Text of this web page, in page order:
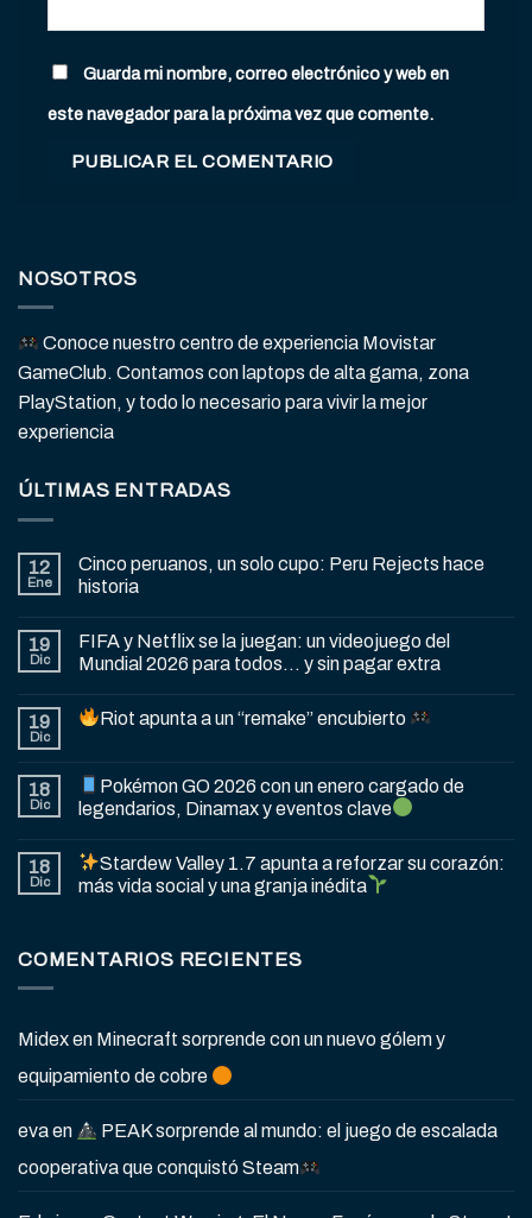
Guarda mi nombre, correo electrónico y web en
este navegador para la próxima vez que comente.
NOSOTROS
Conoce nuestro centro de experiencia Movistar
GameClub. Contamos con laptops de alta gama, zona
PlayStation, y todo lo necesario para vivir la mejor
experiencia
ÚLTIMAS ENTRADAS
12
Ene
Cinco peruanos, un solo cupo: Peru Rejects hace
historia
19
Dic
FIFA y Netflix se la juegan: un videojuego del
Mundial 2026 para todos… y sin pagar extra
19
Dic
Riot apunta a un “remake” encubierto
18
Dic
Pokémon GO 2026 con un enero cargado de
legendarios, Dinamax y eventos clave
18
Dic
Stardew Valley 1.7 apunta a reforzar su corazón:
más vida social y una granja inédita
COMENTARIOS RECIENTES
Midexen Minecraft sorprende con un nuevo gólem y
equipamiento de cobre
evaen
PEAK sorprende al mundo: el juego de escalada
cooperativa que conquistó Steam